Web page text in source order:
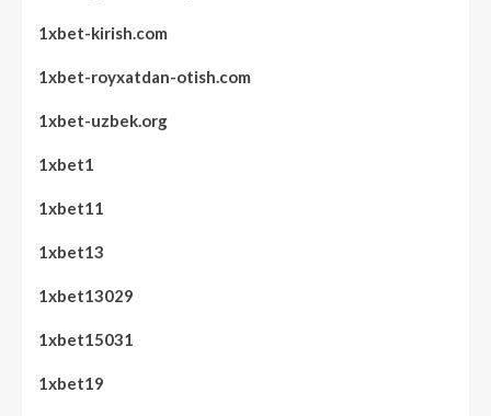
1xbet-kirish.com
1xbet-royxatdan-otish.com
1xbet-uzbek.org
1xbet1
1xbet11
1xbet13
1xbet13029
1xbet15031
1xbet19